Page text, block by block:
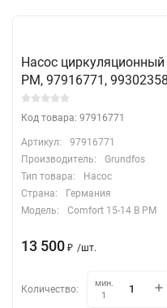
Насос циркуляционный
PM, 97916771, 99302358
Код товара: 97916771
Артикул:
97916771
Производитель:
Grundfos
Тип товара:
Насос
Страна:
Германия
Модель:
Comfort 15-14 B PM
13 500 ₽ /шт.
Количество:
мин.
1